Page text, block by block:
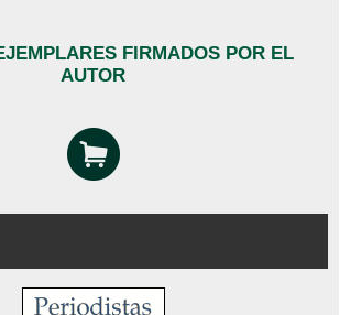
FIRMADOS POR EL
AUTOR